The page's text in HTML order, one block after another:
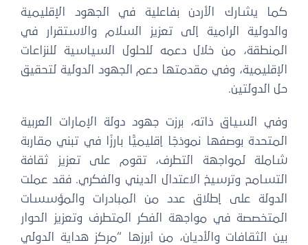
كما يشارك الأردن بفاعلية في الجهود الإقليمية
والدولية الرامية إلى تعزيز السلام والاستقرار في
المنطقة، من خلال دعمه للحلول السياسية للنزاعات
الإقليمية، وفي مقدمتها دعم الجهود الدولية لتحقيق
حل الدولتين.
وفي السياق ذاته، برزت جهود دولة الإمارات العربية
المتحدة بوصفها نموذجًا إقليميًّا بارزًا في تبني مقاربة
شاملة لمواجهة التطرف، تقوم على تعزيز ثقافة
التسامح وترسيخ الاعتدال الديني والفكري. فقد عملت
الدولة على إطلاق عدد من المبادرات والمؤسسات
المتخصصة في مواجهة الفكر المتطرف وتعزيز الحوار
بين الثقافات والأديان، من أبرزها “مركز هداية الدولي